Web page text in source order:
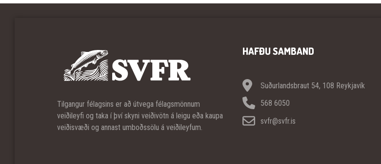
Tilgangur félagsins er að útvega félagsmönnum
veiðileyfi og taka í því skyni veiðivötn á leigu eða kaupa
veiðisvæði og annast umboðssölu á veiðileyfum.
HAFÐU SAMBAND
Suðurlandsbraut 54, 108 Reykjavík
568 6050
svfr@svfr.is